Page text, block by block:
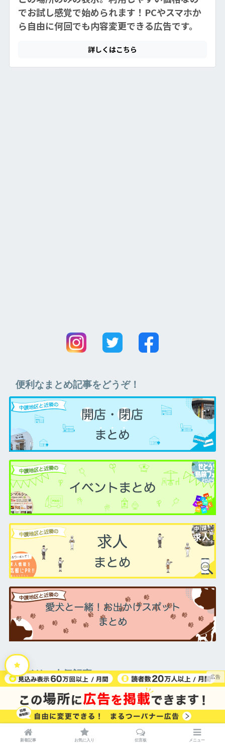
便利なまとめ記事をどうぞ！
デイリー人気記事
丸亀市川西町にある「焼肉 寅八」敷地内に「お
そうざい屋-こてつ-」が2026年7月中旬ごろにオ
ープン！営業は夕方からみたい
坂出市本町「プリンセスノアール」の予約制
新着記事 お気に入り 伝言板 メニュー